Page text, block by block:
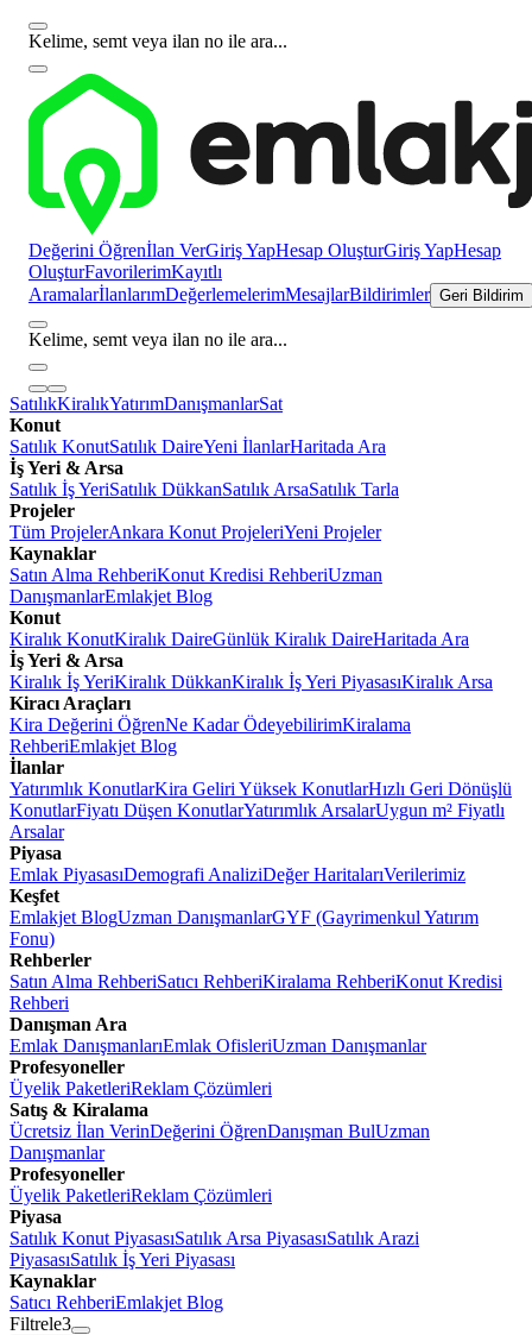
Kelime, semt veya ilan no ile ara...
Değerini Öğrenİlan VerGiriş YapHesap OluşturGiriş YapHesap
OluşturFavorilerimKayıtlı
AramalarİlanlarımDeğerlemelerimMesajlarBildirimler Geri Bildirim
Kelime, semt veya ilan no ile ara...
SatılıkKiralıkYatırımDanışmanlarSat
Konut
Satılık KonutSatılık DaireYeni İlanlarHaritada Ara
İş Yeri & Arsa
Satılık İş YeriSatılık DükkanSatılık ArsaSatılık Tarla
Projeler
Tüm ProjelerAnkara Konut ProjeleriYeni Projeler
Kaynaklar
Satın Alma RehberiKonut Kredisi RehberiUzman
DanışmanlarEmlakjet Blog
Konut
Kiralık KonutKiralık DaireGünlük Kiralık DaireHaritada Ara
İş Yeri & Arsa
Kiralık İş YeriKiralık DükkanKiralık İş Yeri PiyasasıKiralık Arsa
Kiracı Araçları
Kira Değerini ÖğrenNe Kadar ÖdeyebilirimKiralama
RehberiEmlakjet Blog
İlanlar
Yatırımlık KonutlarKira Geliri Yüksek KonutlarHızlı Geri Dönüşlü
KonutlarFiyatı Düşen KonutlarYatırımlık ArsalarUygun m² Fiyatlı
Arsalar
Piyasa
Emlak PiyasasıDemografi AnaliziDeğer HaritalarıVerilerimiz
Keşfet
Emlakjet BlogUzman DanışmanlarGYF (Gayrimenkul Yatırım
Fonu)
Rehberler
Satın Alma RehberiSatıcı RehberiKiralama RehberiKonut Kredisi
Rehberi
Danışman Ara
Emlak DanışmanlarıEmlak OfisleriUzman Danışmanlar
Profesyoneller
Üyelik PaketleriReklam Çözümleri
Satış & Kiralama
Ücretsiz İlan VerinDeğerini ÖğrenDanışman BulUzman
Danışmanlar
Profesyoneller
Üyelik PaketleriReklam Çözümleri
Piyasa
Satılık Konut PiyasasıSatılık Arsa PiyasasıSatılık Arazi
PiyasasıSatılık İş Yeri Piyasası
Kaynaklar
Satıcı RehberiEmlakjet Blog
Filtrele3